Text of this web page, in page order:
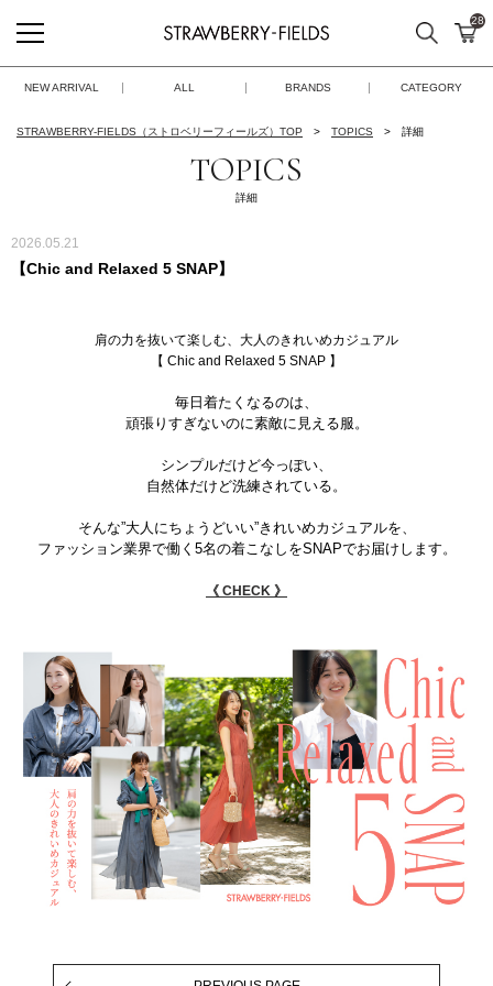
STRAWBERRY-FIELDS
検索 カ
28
NEW ARRIVAL ALL BRANDS CATEGORY
STRAWBERRY-FIELDS（ストロベリーフィールズ）TOP TOPICS 詳細
TOPICS
詳細
2026.05.21
【Chic and Relaxed 5 SNAP】
肩の力を抜いて楽しむ、大人のきれいめカジュアル
【 Chic and Relaxed 5 SNAP 】
毎日着たくなるのは、
頑張りすぎないのに素敵に見える服。
シンプルだけど今っぽい、
自然体だけど洗練されている。
そんな”大人にちょうどいい”きれいめカジュアルを、
ファッション業界で働く5名の着こなしをSNAPでお届けします。
《 CHECK 》